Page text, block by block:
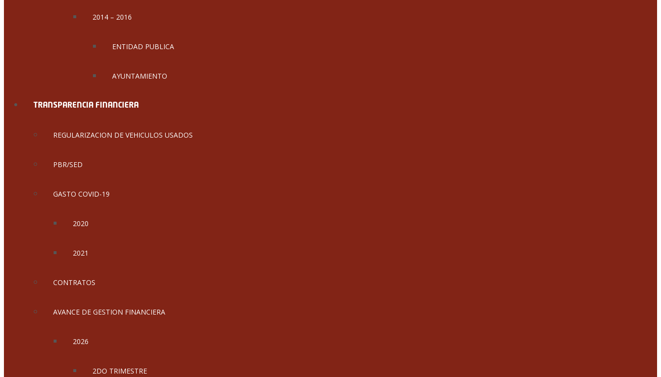
2014 – 2016
ENTIDAD PUBLICA
AYUNTAMIENTO
TRANSPARENCIA FINANCIERA
REGULARIZACION DE VEHICULOS USADOS
PBR/SED
GASTO COVID-19
2020
2021
CONTRATOS
AVANCE DE GESTION FINANCIERA
2026
2DO TRIMESTRE